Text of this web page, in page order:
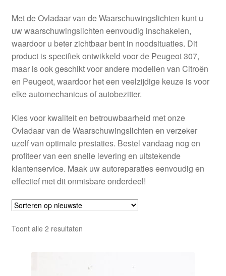
Levering
Mijn account
Over ons
Privacybeleid
Wereldwijde verzending
Winkelwagen
Met de Ovladaar van de Waarschuwingslichten kunt u
uw waarschuwingslichten eenvoudig inschakelen,
waardoor u beter zichtbaar bent in noodsituaties. Dit
product is specifiek ontwikkeld voor de Peugeot 307,
maar is ook geschikt voor andere modellen van Citroën
en Peugeot, waardoor het een veelzijdige keuze is voor
elke automechanicus of autobezitter.
Kies voor kwaliteit en betrouwbaarheid met onze
Ovladaar van de Waarschuwingslichten en verzeker
uzelf van optimale prestaties. Bestel vandaag nog en
profiteer van een snelle levering en uitstekende
klantenservice. Maak uw autoreparaties eenvoudig en
effectief met dit onmisbare onderdeel!
Toont alle 2 resultatenGesorteerd